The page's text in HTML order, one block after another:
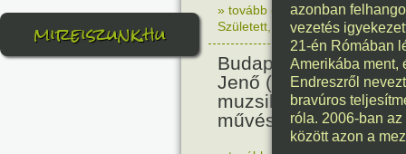
mireiszunk.hu
» tovább olvasom|Nincs
Született
Irodalom,Magyar
Budapesten
Jenő (Becenevén:
muzsikus, vibrafon
művész.
azonban
vezetés
21-én Rómában
Amerikába ment,
Endreszről
bravúros
róla. 2006-ban
között azon a